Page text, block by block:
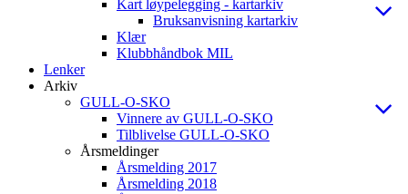
Kart løypelegging - kartarkiv
Bruksanvisning kartarkiv
Klær
Klubbhåndbok MIL
Lenker
Arkiv
GULL-O-SKO
Vinnere av GULL-O-SKO
Tilblivelse GULL-O-SKO
Årsmeldinger
Årsmelding 2017
Årsmelding 2018